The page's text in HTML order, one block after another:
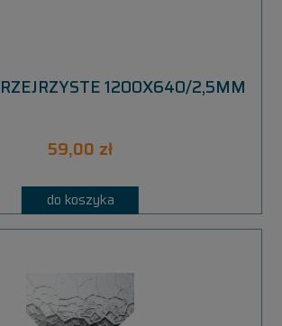
1200X640/2,5MM
59,00 zł
do koszyka